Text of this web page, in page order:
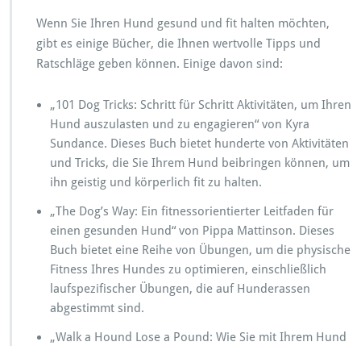
Wenn Sie Ihren Hund gesund und fit halten möchten,
gibt es einige Bücher, die Ihnen wertvolle Tipps und
Ratschläge geben können. Einige davon sind:
„101 Dog Tricks: Schritt für Schritt Aktivitäten, um Ihren
Hund auszulasten und zu engagieren“ von Kyra
Sundance. Dieses Buch bietet hunderte von Aktivitäten
und Tricks, die Sie Ihrem Hund beibringen können, um
ihn geistig und körperlich fit zu halten.
„The Dog’s Way: Ein fitnessorientierter Leitfaden für
einen gesunden Hund“ von Pippa Mattinson. Dieses
Buch bietet eine Reihe von Übungen, um die physische
Fitness Ihres Hundes zu optimieren, einschließlich
laufspezifischer Übungen, die auf Hunderassen
abgestimmt sind.
„Walk a Hound Lose a Pound: Wie Sie mit Ihrem Hund